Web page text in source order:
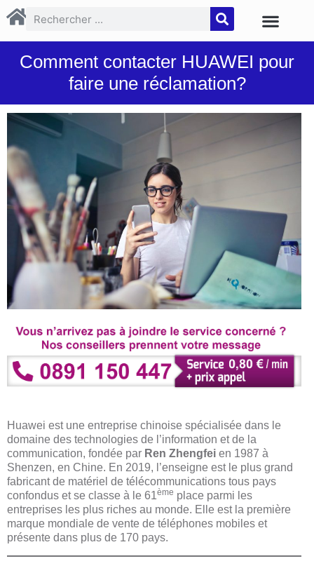
Comment contacter HUAWEI pour
faire une réclamation?
Huawei est une entreprise chinoise spécialisée dans le
domaine des technologies de l’information et de la
communication, fondée par Ren Zhengfei en 1987 à
Shenzen, en Chine. En 2019, l’enseigne est le plus grand
fabricant de matériel de télécommunications tous pays
confondus et se classe à le 61ème place parmi les
entreprises les plus riches au monde. Elle est la première
marque mondiale de vente de téléphones mobiles et
présente dans plus de 170 pays.